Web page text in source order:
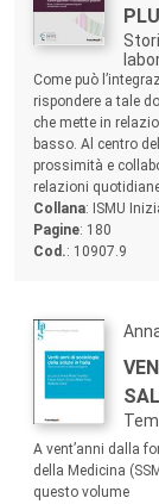
Sommario:
Come può
rispondere a tale
che mette in
basso. Al centro
prossimità e
relazioni
Collana: ISMU
Pagine: 180
Cod.: 10907.9
Sommario:
A vent’anni dalla
della Medicina
questo volume